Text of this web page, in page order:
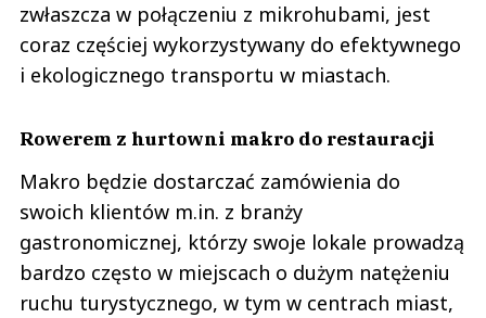
zwłaszcza w połączeniu z mikrohubami, jest
coraz częściej wykorzystywany do efektywnego
i ekologicznego transportu w miastach.
Rowerem z hurtowni makro do restauracji
Makro będzie dostarczać zamówienia do
swoich klientów m.in. z branży
gastronomicznej, którzy swoje lokale prowadzą
bardzo często w miejscach o dużym natężeniu
ruchu turystycznego, w tym w centrach miast,